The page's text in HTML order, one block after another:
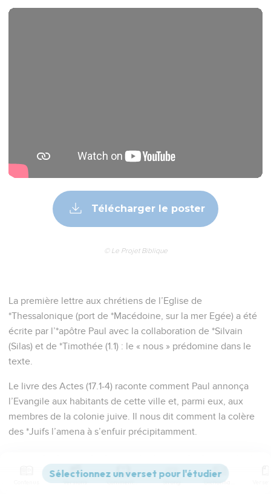
Télécharger le poster
© Le Projet Biblique
La première lettre aux chrétiens de l’Eglise de
*Thessalonique (port de *Macédoine, sur la mer Egée) a été
écrite par l’*apôtre Paul avec la collaboration de *Silvain
(Silas) et de *Timothée (1.1) : le « nous » prédomine dans le
texte.
Le livre des Actes (17.1-4) raconte comment Paul annonça
l’Evangile aux habitants de cette ville et, parmi eux, aux
membres de la colonie juive. Il nous dit comment la colère
des *Juifs l’amena à s’enfuir précipitamment.
bonnes nouvelles de cette Eglise : les chrétiens ont tenu
ferme dans la persécution et c’est pour Paul l’occasion
Versions Commentaires Strong